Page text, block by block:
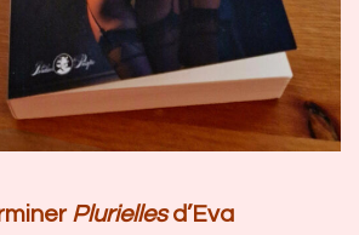
Pluriellesd’Eva